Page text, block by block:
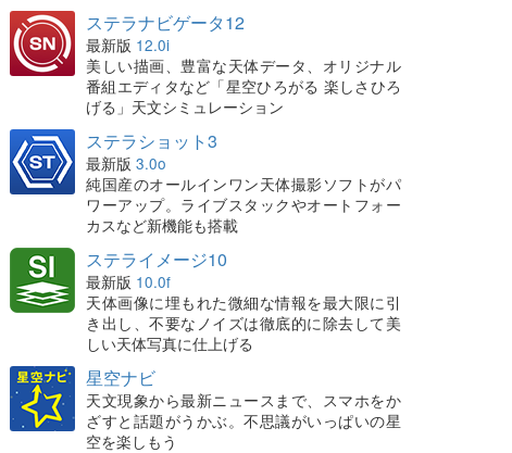
ステラナビゲータ12
最新版 12.0i
美しい描画、豊富な天体データ、オリジナル
番組エディタなど「星空ひろがる 楽しさひろ
げる」天文シミュレーション
ステラショット3
最新版 3.0o
純国産のオールインワン天体撮影ソフトがパ
ワーアップ。ライブスタックやオートフォー
カスなど新機能も搭載
ステライメージ10
最新版 10.0f
天体画像に埋もれた微細な情報を最大限に引
き出し、不要なノイズは徹底的に除去して美
しい天体写真に仕上げる
星空ナビ
天文現象から最新ニュースまで、スマホをか
ざすと話題がうかぶ。不思議がいっぱいの星
空を楽しもう